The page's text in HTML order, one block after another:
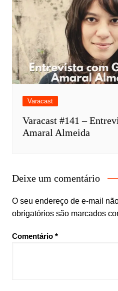
Varacast
Varacast #141 –
Amaral Almeida
Deixe um comentário
O seu endereço de e-mail
obrigatórios são marcados
Comentário *